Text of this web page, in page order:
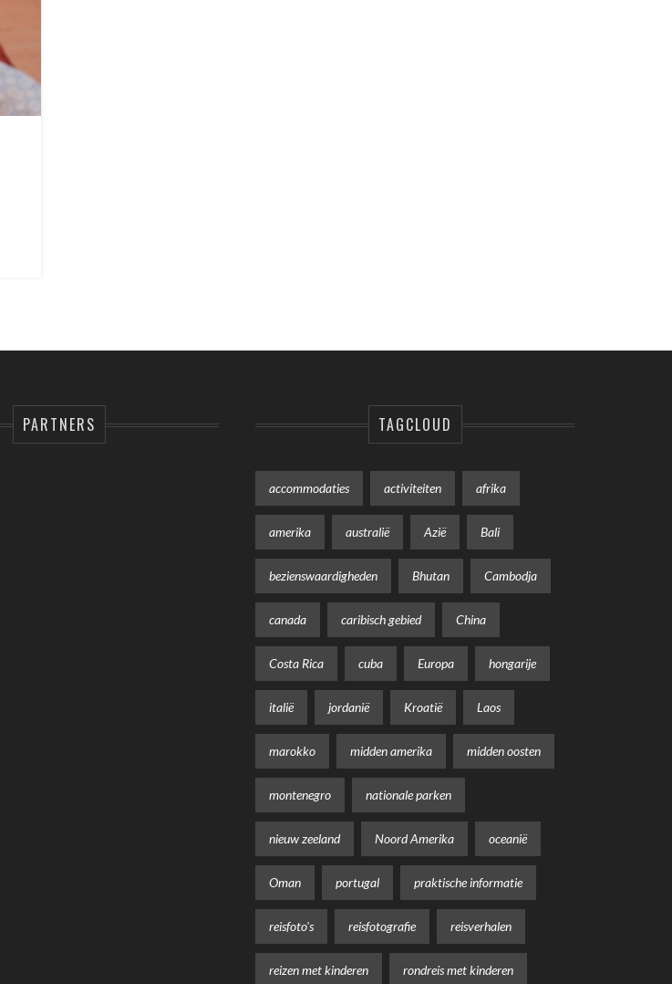
PARTNERS TAGCLOUD
accommodaties activiteiten afrika
amerika australië Azië Bali
bezienswaardigheden Bhutan Cambodja
canada caribisch gebied China
Costa Rica cuba Europa hongarije
italië jordanië Kroatië Laos
marokko midden amerika midden oosten
montenegro nationale parken
nieuw zeeland Noord Amerika oceanië
Oman portugal praktische informatie
reisfoto's reisfotografie reisverhalen
reizen met kinderen rondreis met kinderen